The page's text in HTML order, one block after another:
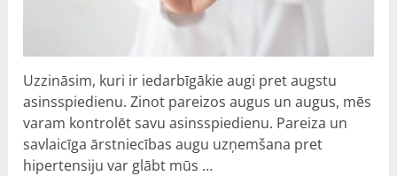
Uzzināsim, kuri ir iedarbīgākie augi pret augstu
asinsspiedienu. Zinot pareizos augus un augus, mēs
varam kontrolēt savu asinsspiedienu. Pareiza un
savlaicīga ārstniecības augu uzņemšana pret
hipertensiju var glābt mūs …